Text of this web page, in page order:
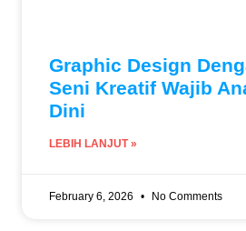
Graphic Design
Seni Kreatif Wajib
Dini
LEBIH LANJUT »
February 6, 2026 No Comments